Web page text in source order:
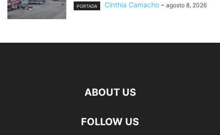
PORTADA Cinthia Camacho - agosto 8, 2026
ABOUT US
FOLLOW US